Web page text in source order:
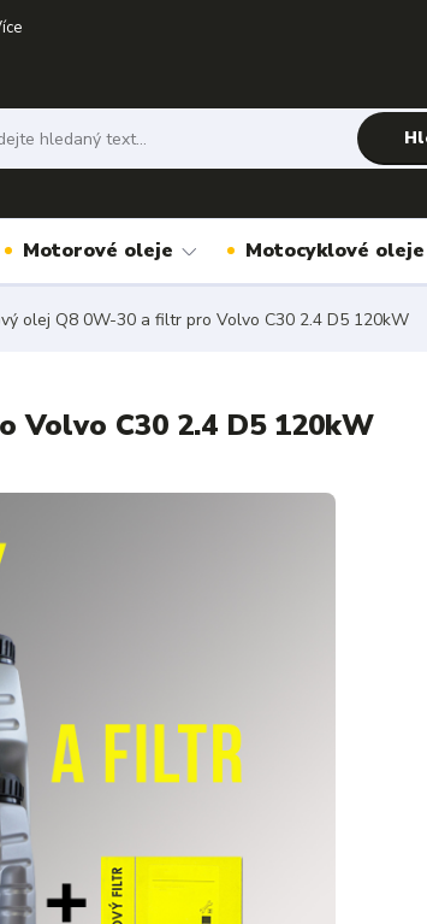
Motorové oleje Motocyklové oleje
olej Q8 0W-30 a filtr pro Volvo C30 2.4 D5 120kW
C30 2.4 D5 120kW